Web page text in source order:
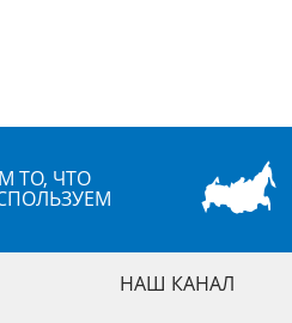
ТО, ЧТО
НАШ КАНАЛ